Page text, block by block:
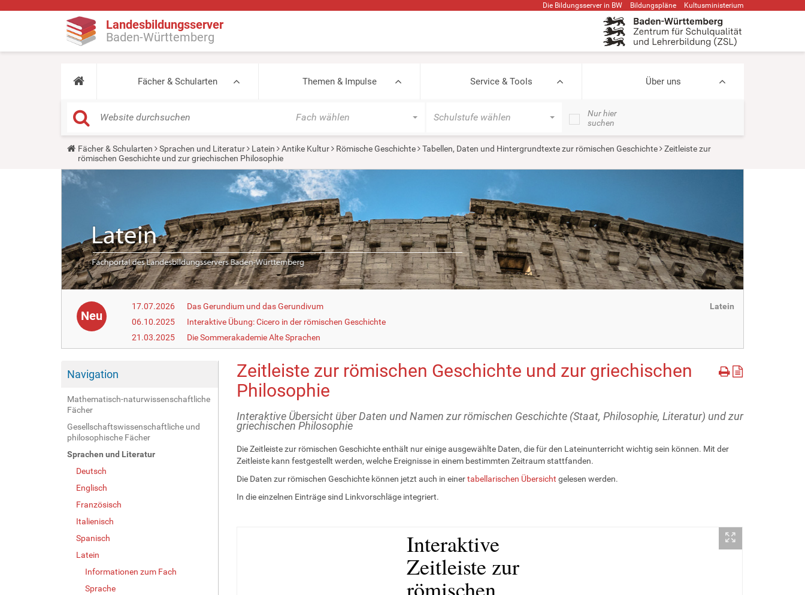
Die Bildungsserver in BW Bildungspläne Kultusministerium
Landesbildungsserver
Baden-Württemberg
Fächer & Schularten Themen & Impulse Service & Tools Über uns
Fach wählen Schulstufe wählen
Nur hier
suchen
Y
u
a
r
:
Fächer & Schularten Sprachen und Literatur Latein Antike Kultur Römische Geschichte Tabellen, Daten und Hintergrundtexte zur römischen Geschichte
Zeitleiste zur
römischen Geschichte und zur griechischen Philosophie
Neu
17.07.2026
Das Gerundium und das Gerundivum
06.10.2025
Interaktive Übung: Cicero in der römischen Geschichte
21.03.2025
Die Sommerakademie Alte Sprachen
Latein
Navigation
Mathematisch-naturwissenschaftliche
Fächer
Gesellschaftswissenschaftliche und
philosophische Fächer
Sprachen und Literatur
Deutsch
Englisch
Französisch
Italienisch
Spanisch
Latein
Informationen zum Fach
Sprache
Zeitleiste zur römischen Geschichte und zur griechischen
Philosophie
Interaktive Übersicht über Daten und Namen zur römischen Geschichte (Staat, Philosophie, Literatur) und zur
griechischen Philosophie
Die Zeitleiste zur römischen Geschichte enthält nur einige ausgewählte Daten, die für den Lateinunterricht wichtig sein können. Mit der
Zeitleiste kann festgestellt werden, welche Ereignisse in einem bestimmten Zeitraum stattfanden.
Die Daten zur römischen Geschichte können jetzt auch in einertabellarischen Übersicht gelesen werden.
In die einzelnen Einträge sind Linkvorschläge integriert.